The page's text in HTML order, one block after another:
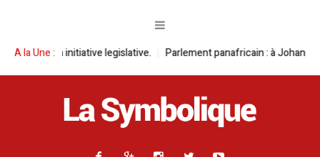
A la Une :
legislative. Parlement panafricain : à Johannesburg, Aimé